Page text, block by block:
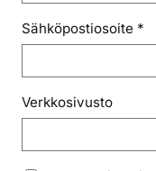
Sähköpostiosoite *
Verkkosivusto